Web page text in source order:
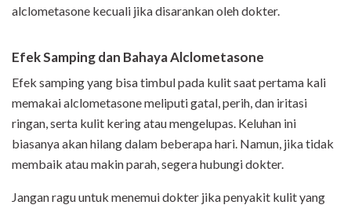
alclometasone kecuali jika disarankan oleh dokter.
Efek Samping dan Bahaya Alclometasone
Efek samping yang bisa timbul pada kulit saat pertama kali
memakai alclometasone meliputi gatal, perih, dan iritasi
ringan, serta kulit kering atau mengelupas. Keluhan ini
biasanya akan hilang dalam beberapa hari. Namun, jika tidak
membaik atau makin parah, segera hubungi dokter.
Jangan ragu untuk menemui dokter jika penyakit kulit yang